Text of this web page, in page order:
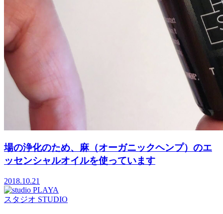
場の浄化のため、麻（オーガニックヘンプ）のエ
ッセンシャルオイルを使っています
2018.10.21
スタジオ STUDIO